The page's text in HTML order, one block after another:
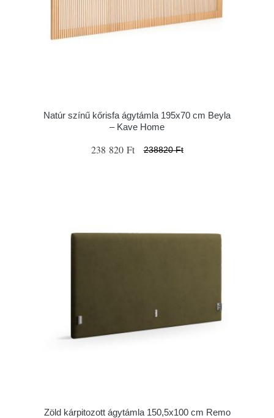
Natúr színű kőrisfa ágytámla 195x70 cm Beyla
– Kave Home
238 820 Ft 238820 Ft
Zöld kárpitozott ágytámla 150,5x100 cm Remo